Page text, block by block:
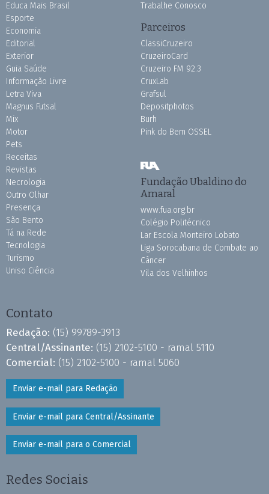
Educa Mais Brasil
Esporte
Economia
Editorial
Exterior
Guia Saúde
Informação Livre
Letra Viva
Magnus Futsal
Mix
Motor
Pets
Receitas
Revistas
Necrologia
Outro Olhar
Presença
São Bento
Tá na Rede
Tecnologia
Turismo
Uniso Ciência
Trabalhe Conosco
Parceiros
ClassiCruzeiro
CruzeiroCard
Cruzeiro FM 92.3
CruxLab
Grafsul
Depositphotos
Burh
Pink do Bem OSSEL
Fundação Ubaldino do
Amaral
www.fua.org.br
Colégio Politécnico
Lar Escola Monteiro Lobato
Liga Sorocabana de Combate ao
Câncer
Vila dos Velhinhos
Contato
Redação: (15) 99789-3913
Central/Assinante: (15) 2102-5100 - ramal 5110
Comercial: (15) 2102-5100 - ramal 5060
Enviar e-mail para Redação
Enviar e-mail para Central/Assinante
Enviar e-mail para o Comercial
Redes Sociais